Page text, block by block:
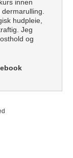
innen
hudpleie,
Jeg
og